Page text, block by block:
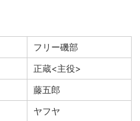
フリー磯部
正蔵<主役>
藤五郎
ヤフヤ